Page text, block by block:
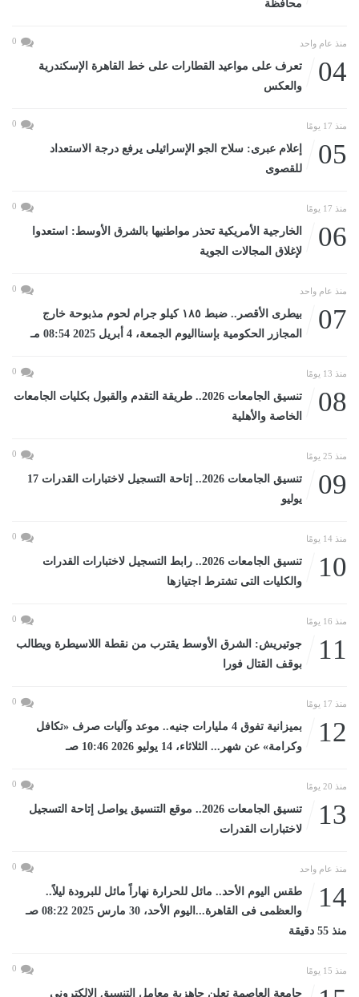
محافظة
منذ عام واحد 0
04
تعرف على مواعيد القطارات على خط القاهرة الإسكندرية
والعكس
منذ 17 يومًا 0
05
إعلام عبرى: سلاح الجو الإسرائيلى يرفع درجة الاستعداد
للقصوى
منذ 17 يومًا 0
06
الخارجية الأمريكية تحذر مواطنيها بالشرق الأوسط: استعدوا
لإغلاق المجالات الجوية
منذ عام واحد 0
07
بيطرى الأقصر.. ضبط ١٨٥ كيلو جرام لحوم مذبوحة خارج
المجازر الحكومية بإسنااليوم الجمعة، 4 أبريل 2025 08:54 مـ
منذ 13 يومًا 0
08
تنسيق الجامعات 2026.. طريقة التقدم والقبول بكليات الجامعات
الخاصة والأهلية
منذ 25 يومًا 0
09
تنسيق الجامعات 2026.. إتاحة التسجيل لاختبارات القدرات 17
يوليو
منذ 14 يومًا 0
10
تنسيق الجامعات 2026.. رابط التسجيل لاختبارات القدرات
والكليات التى تشترط اجتيازها
منذ 16 يومًا 0
11
جوتيريش: الشرق الأوسط يقترب من نقطة اللاسيطرة ويطالب
بوقف القتال فورا
منذ 17 يومًا 0
12
بميزانية تفوق 4 مليارات جنيه.. موعد وآليات صرف «تكافل
وكرامة» عن شهر... الثلاثاء، 14 يوليو 2026 10:46 صـ
منذ 20 يومًا 0
13
تنسيق الجامعات 2026.. موقع التنسيق يواصل إتاحة التسجيل
لاختبارات القدرات
منذ عام واحد 0
14
طقس اليوم الأحد.. مائل للحرارة نهاراً مائل للبرودة ليلاً..
والعظمى فى القاهرة...اليوم الأحد، 30 مارس 2025 08:22 صـ
منذ 55 دقيقة
منذ 15 يومًا 0
جامعة العاصمة تعلن جاهزية معامل التنسيق الإلكتروني